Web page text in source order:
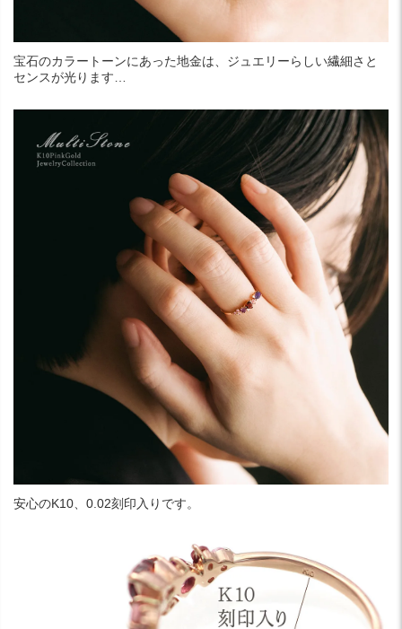
宝石のカラートーンにあった地金は、ジュエリーらしい繊細さと
センスが光ります…
安心のK10、0.02刻印入りです。